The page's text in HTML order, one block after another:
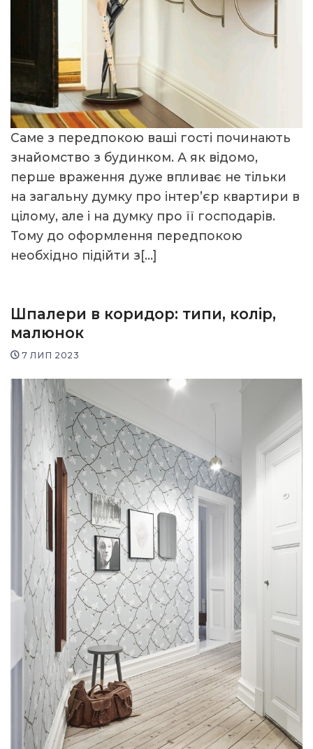
Саме з передпокою ваші гості починають
знайомство з будинком. А як відомо,
перше враження дуже впливає не тільки
на загальну думку про інтер’єр квартири в
цілому, але і на думку про її господарів.
Тому до оформлення передпокою
необхідно підійти з[…]
Шпалери в коридор: типи, колір,
малюнок
7 ЛИП 2023